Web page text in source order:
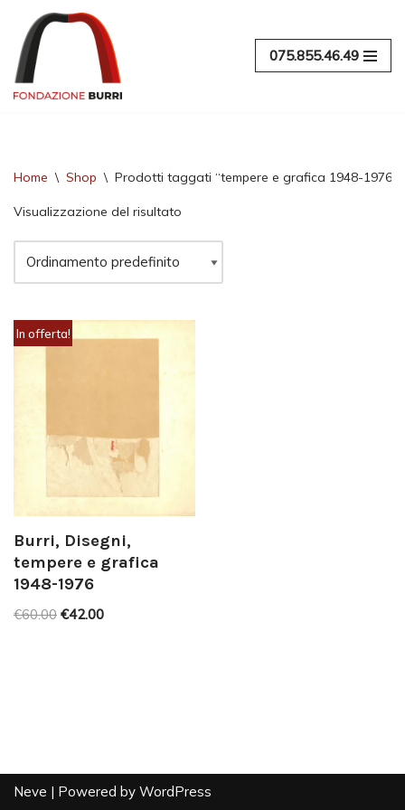
Vai
al
contenuto
075.855.46.49
Home \ Shop \ Prodotti taggati “tempere e grafica 1948-1976”
Visualizzazione del risultato
In offerta!
Burri, Disegni,
tempere e grafica
1948-1976
€60.00 €42.00
Neve | Powered by WordPress